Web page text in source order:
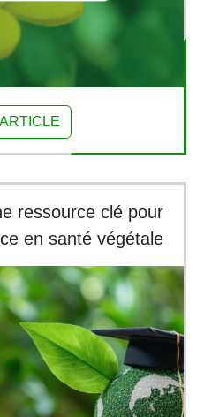
ressource clé pour
en santé végétale